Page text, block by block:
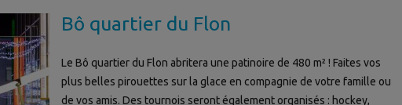
Bô quartier du Flon
Le Bô quartier du Flon abritera une patinoire de 480 m² ! Faites vos
plus belles pirouettes sur la glace en compagnie de votre famille ou
de vos amis. Des tournois seront également organisés : hockey,